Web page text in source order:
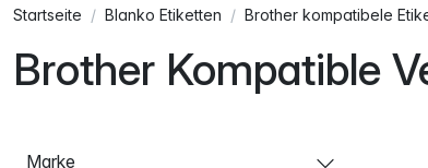
Startseite Blanko Etiketten Brother kompatibele
Brother Kompatible
Marke